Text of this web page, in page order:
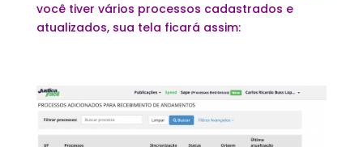
você tiver vários processos cadastrados e
atualizados, sua tela ficará assim: